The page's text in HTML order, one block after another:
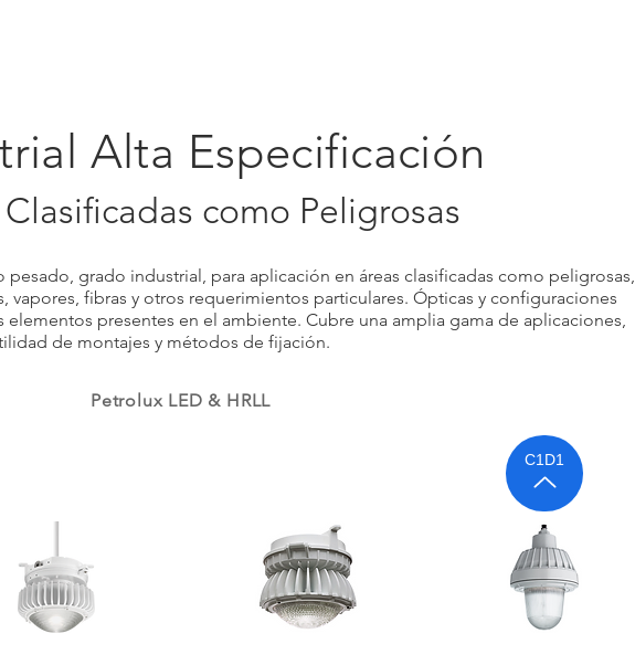
Alta Especificación
como Peligrosas
pesado, grado industrial, para aplicación en áreas clasificadas como peligrosas,
vapores, fibras y otros requerimientos particulares. Ópticas y configuraciones
presentes en el ambiente. Cubre una amplia gama de aplicaciones,
de montajes y métodos de fijación.
Petrolux LED & HRLL
C1D1